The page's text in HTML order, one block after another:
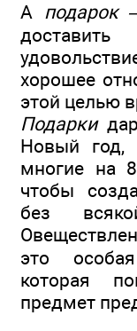
А подарок
хорошее
этой целью
Подарки
Новый год,
многие на
чтобы
без
это
которая
предмет